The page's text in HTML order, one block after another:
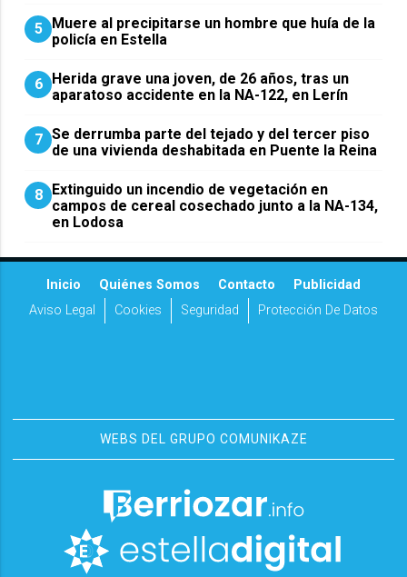
5
Muere al precipitarse un hombre que huía de la
policía en Estella
6
Herida grave una joven, de 26 años, tras un
aparatoso accidente en la NA-122, en Lerín
7 Se derrumba parte del tejado y del tercer piso
de una vivienda deshabitada en Puente la Reina
8
Extinguido un incendio de vegetación en
campos de cereal cosechado junto a la NA-134,
en Lodosa
Inicio Quiénes Somos Contacto
Publicidad
Aviso Legal
Cookies Seguridad Protección De Datos
WEBS DEL GRUPO COMUNIKAZE